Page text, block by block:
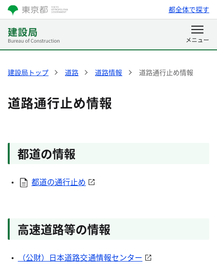
都全体で探す
建設局トップ 道路 道路情報 道路通行止め情報
道路通行止め情報
都道の情報
都道の通行止め
高速道路等の情報
（公財）日本道路交通情報センター